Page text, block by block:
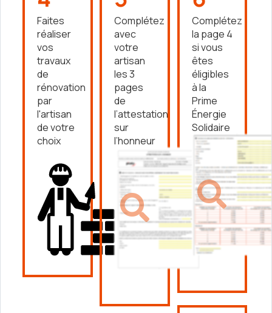
Faites
réaliser
vos
travaux
de
rénovation
par
l'artisan
de votre
choix
Complétez
avec
votre
artisan
les 3
pages
de
l’attestation
sur
l’honneur
Complétez
la page 4
si vous
êtes
éligibles
à la
Prime
Énergie
Solidaire